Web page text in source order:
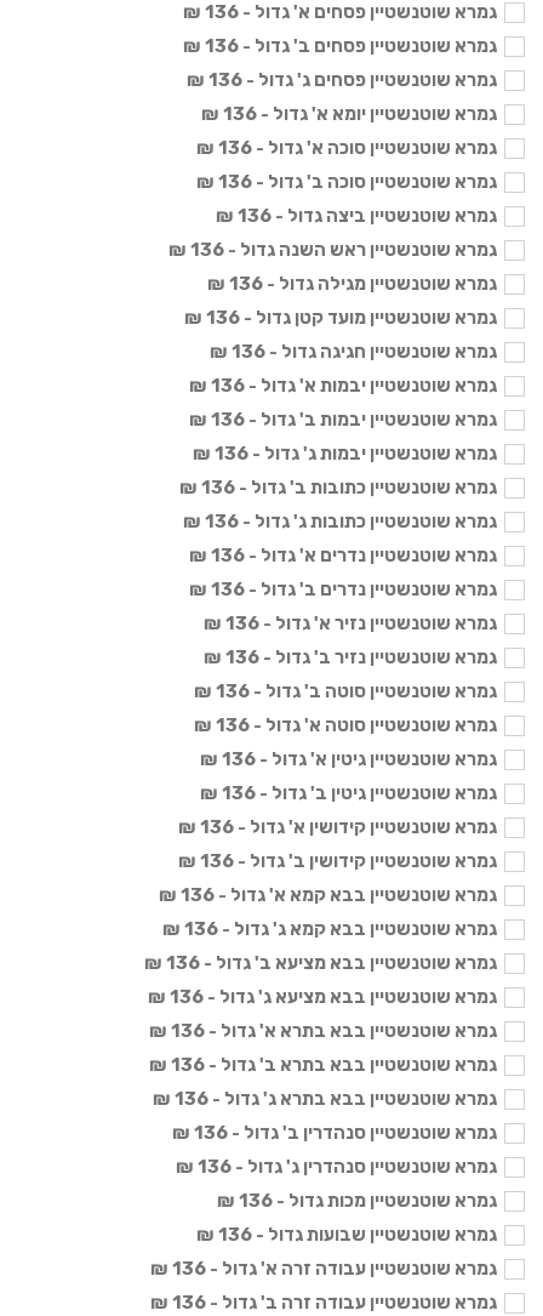
גמרא שוטנשטיין פסחים א' גדול - 136 ₪
גמרא שוטנשטיין פסחים ב' גדול - 136 ₪
גמרא שוטנשטיין פסחים ג' גדול - 136 ₪
גמרא שוטנשטיין יומא א' גדול - 136 ₪
גמרא שוטנשטיין סוכה א' גדול - 136 ₪
גמרא שוטנשטיין סוכה ב' גדול - 136 ₪
גמרא שוטנשטיין ביצה גדול - 136 ₪
גמרא שוטנשטיין ראש השנה גדול - 136 ₪
גמרא שוטנשטיין מגילה גדול - 136 ₪
גמרא שוטנשטיין מועד קטן גדול - 136 ₪
גמרא שוטנשטיין חגיגה גדול - 136 ₪
גמרא שוטנשטיין יבמות א' גדול - 136 ₪
גמרא שוטנשטיין יבמות ב' גדול - 136 ₪
גמרא שוטנשטיין יבמות ג' גדול - 136 ₪
גמרא שוטנשטיין כתובות ב' גדול - 136 ₪
גמרא שוטנשטיין כתובות ג' גדול - 136 ₪
גמרא שוטנשטיין נדרים א' גדול - 136 ₪
גמרא שוטנשטיין נדרים ב' גדול - 136 ₪
גמרא שוטנשטיין נזיר א' גדול - 136 ₪
גמרא שוטנשטיין נזיר ב' גדול - 136 ₪
גמרא שוטנשטיין סוטה ב' גדול - 136 ₪
גמרא שוטנשטיין סוטה א' גדול - 136 ₪
גמרא שוטנשטיין גיטין א' גדול - 136 ₪
גמרא שוטנשטיין גיטין ב' גדול - 136 ₪
גמרא שוטנשטיין קידושין א' גדול - 136 ₪
גמרא שוטנשטיין קידושין ב' גדול - 136 ₪
גמרא שוטנשטיין בבא קמא א' גדול - 136 ₪
גמרא שוטנשטיין בבא קמא ג' גדול - 136 ₪
גמרא שוטנשטיין בבא מציעא ב' גדול - 136 ₪
גמרא שוטנשטיין בבא מציעא ג' גדול - 136 ₪
גמרא שוטנשטיין בבא בתרא א' גדול - 136 ₪
גמרא שוטנשטיין בבא בתרא ב' גדול - 136 ₪
גמרא שוטנשטיין בבא בתרא ג' גדול - 136 ₪
גמרא שוטנשטיין סנהדרין ב' גדול - 136 ₪
גמרא שוטנשטיין סנהדרין ג' גדול - 136 ₪
גמרא שוטנשטיין מכות גדול - 136 ₪
גמרא שוטנשטיין שבועות גדול - 136 ₪
גמרא שוטנשטיין עבודה זרה א' גדול - 136 ₪
גמרא שוטנשטיין עבודה זרה ב' גדול - 136 ₪